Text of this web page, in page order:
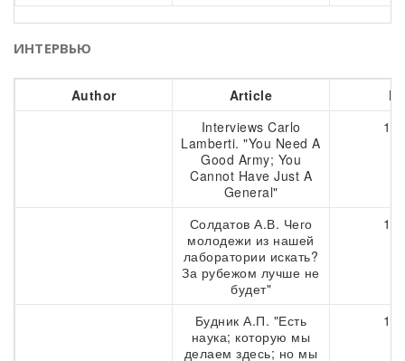
ИНТЕРВЬЮ
Author Article
Interviews Carlo
Lamberti. "You Need A
Good Army; You
Cannot Have Just A
General"
Солдатов А.В. Чего
молодежи из нашей
лаборатории искать?
За рубежом лучше не
будет"
Будник А.П. "Есть
наука; которую мы
делаем здесь; но мы